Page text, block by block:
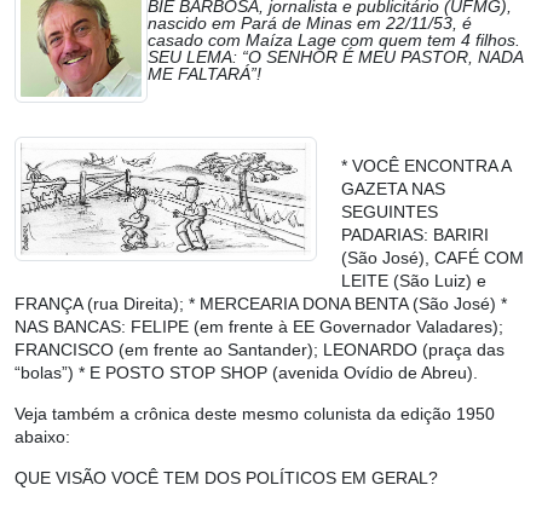
BIÉ BARBOSA, jornalista e publicitário (UFMG),
nascido em Pará de Minas em 22/11/53, é
casado com Maíza Lage com quem tem 4 filhos.
SEU LEMA: “O SENHOR É MEU PASTOR, NADA
ME FALTARÁ”!
* VOCÊ ENCONTRA A
GAZETA NAS
SEGUINTES
PADARIAS: BARIRI
(São José), CAFÉ COM
LEITE (São Luiz) e
FRANÇA (rua Direita); * MERCEARIA DONA BENTA (São José) *
NAS BANCAS: FELIPE (em frente à EE Governador Valadares);
FRANCISCO (em frente ao Santander); LEONARDO (praça das
“bolas”) * E POSTO STOP SHOP (avenida Ovídio de Abreu).
Veja também a crônica deste mesmo colunista da edição 1950
abaixo:
QUE VISÃO VOCÊ TEM DOS POLÍTICOS EM GERAL?